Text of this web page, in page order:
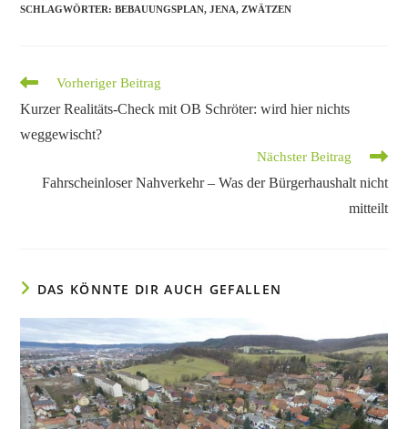
SCHLAGWÖRTER:BEBAUUNGSPLAN, JENA, ZWÄTZEN
Weitere
ansehen
Vorheriger Beitrag
Kurzer Realitäts-Check mit OB Schröter: wird hier nichts
weggewischt?
Nächster Beitrag
Fahrscheinloser Nahverkehr – Was der Bürgerhaushalt nicht
mitteilt
DAS KÖNNTE DIR AUCH GEFALLEN